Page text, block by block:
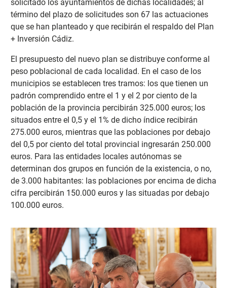
solicitado los ayuntamientos de dichas localidades; al
término del plazo de solicitudes son 67 las actuaciones
que se han planteado y que recibirán el respaldo del Plan
+ Inversión Cádiz.
El presupuesto del nuevo plan se distribuye conforme al
peso poblacional de cada localidad. En el caso de los
municipios se establecen tres tramos: los que tienen un
padrón comprendido entre el 1 y el 2 por ciento de la
población de la provincia percibirán 325.000 euros; los
situados entre el 0,5 y el 1% de dicho índice recibirán
275.000 euros, mientras que las poblaciones por debajo
del 0,5 por ciento del total provincial ingresarán 250.000
euros. Para las entidades locales autónomas se
determinan dos grupos en función de la existencia, o no,
de 3.000 habitantes: las poblaciones por encima de dicha
cifra percibirán 150.000 euros y las situadas por debajo
100.000 euros.